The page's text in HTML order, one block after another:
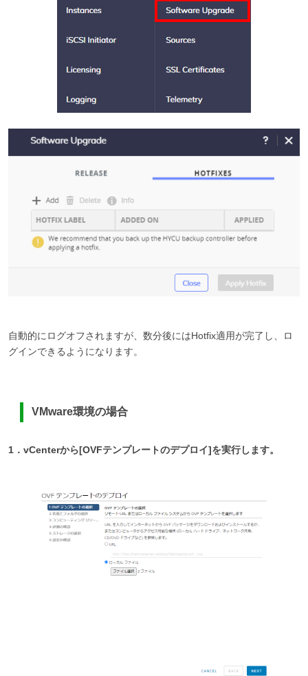
自動的にログオフされますが、数分後にはHotfix適用が完了し、ロ
グインできるようになります。
VMware環境の場合
1．vCenterから[OVFテンプレートのデプロイ]を実行します。